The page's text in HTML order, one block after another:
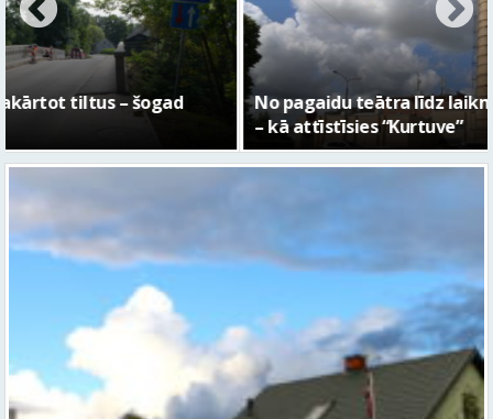
No pagaidu teātra līdz laikmetīgās kultūras centram